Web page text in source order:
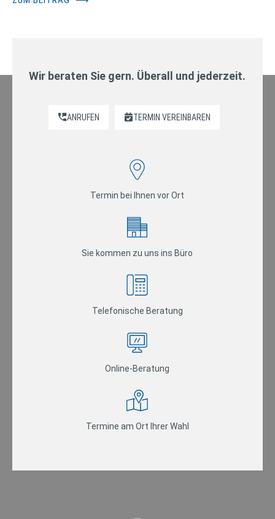
Wir beraten Sie gern. Überall und jederzeit.
ANRUFEN TERMIN VEREINBAREN
Termin bei Ihnen vor Ort
Sie kommen zu uns ins Büro
Telefonische Beratung
Online-Beratung
Termine am Ort Ihrer Wahl